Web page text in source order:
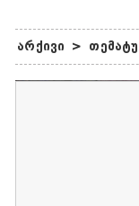
არქივი >